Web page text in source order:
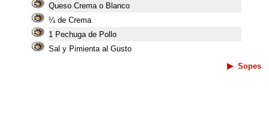
Queso Crema o Blanco
¼ de Crema
1 Pechuga de Pollo
Sal y Pimienta al Gusto
Sopes